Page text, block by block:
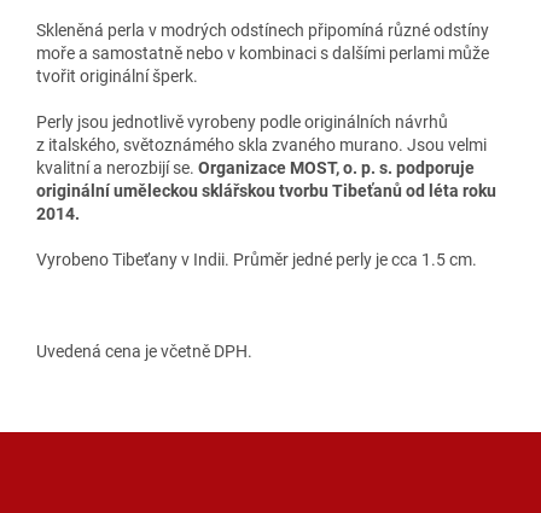
Skleněná perla v modrých odstínech připomíná různé odstíny
moře a samostatně nebo v kombinaci s dalšími perlami může
tvořit originální šperk.
Perly jsou jednotlivě vyrobeny podle originálních návrhů
z italského, světoznámého skla zvaného murano. Jsou velmi
kvalitní a nerozbijí se. Organizace MOST, o. p. s. podporuje
originální uměleckou sklářskou tvorbu Tibeťanů od léta roku
2014.
Vyrobeno Tibeťany v Indii. Průměr jedné perly je cca 1.5 cm.
Uvedená cena je včetně DPH.